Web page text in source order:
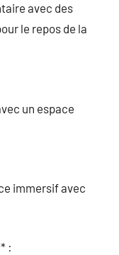
avec des
le repos de la
un espace
immersif avec
: